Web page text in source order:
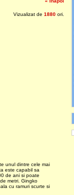
Vizualizat de 1880 ori.
unul dintre cele mai
este capabil sa
de ani si poate
metri. Gingko
cu ramuri scurte si